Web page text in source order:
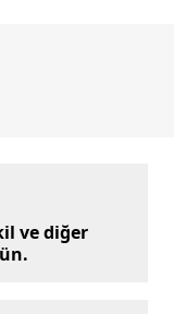
ve diğer